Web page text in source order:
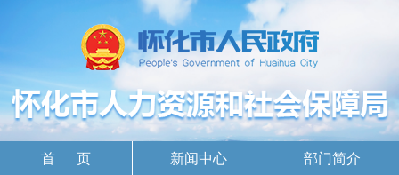
首 页 新闻中心 部门简介